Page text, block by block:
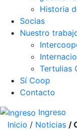
Historia
Socias
Nuestro
Tertulias
Sí Coop
Contacto
Ingreso
Inicio / Noticias /